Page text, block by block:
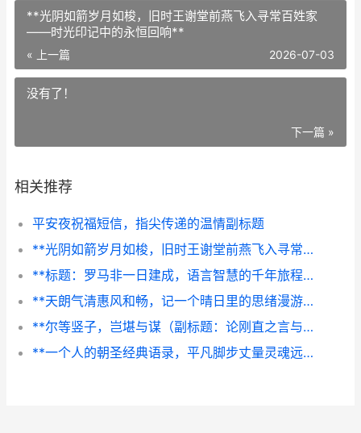
**光阴如箭岁月如梭，旧时王谢堂前燕飞入寻常百姓家
——时光印记中的永恒回响**
« 上一篇 2026-07-03
没有了！
下一篇 »
相关推荐
平安夜祝福短信，指尖传递的温情副标题
**光阴如箭岁月如梭，旧时王谢堂前燕飞入寻常百姓家——时光印记中的永恒回响**
**标题：罗马非一日建成，语言智慧的千年旅程**
**天朗气清惠风和畅，记一个晴日里的思绪漫游**
**尔等竖子，岂堪与谋（副标题：论刚直之言与立世风骨）**
**一个人的朝圣经典语录，平凡脚步丈量灵魂远方**